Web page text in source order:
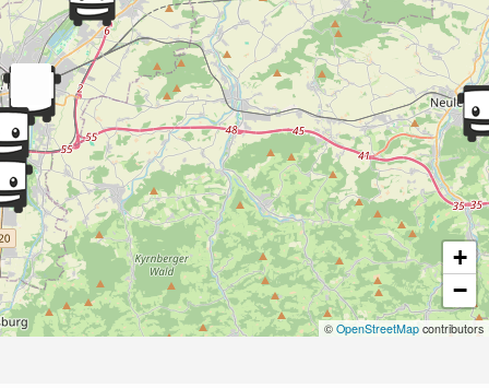
+
−
© OpenStreetMap contributors